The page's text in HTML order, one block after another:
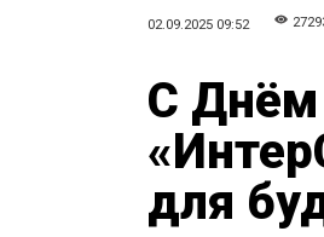
02.09.2025 09:52
С Днём
для